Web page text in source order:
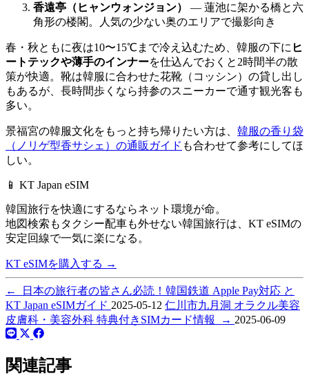
香遠亭（ヒャンウォンジョン）
— 蓮池に架かる橋と六
角形の楼閣。人気の少ない奥のエリアで撮影向き
春・秋ともに夜は10〜15℃まで冷え込むため、韓服の下に ヒ
ートテックや薄手のインナーを仕込んでおくと2時間半の散
策が快適。靴は韓服に合わせた花靴（コッシン）の貸し出し
もあるが、長時間歩くなら持参のスニーカーで通す観光客も
多い。
景福宮の韓服文化をもっと持ち帰りたい方は、 韓服の香り袋
（ノリゲ型香サシェ）の通販ガイド も合わせて参考にしてほ
しい。
📱 KT Japan eSIM
韓国旅行を快適にするならネット環境が命。
地図検索もタクシー配車も外せない韓国旅行は、 KT eSIMの
安定回線で一気に楽になる。
KT eSIMを購入する →
←
日本の旅行者の皆さん必読！韓国鉄道 Apple Pay対応 と
KT Japan eSIMガイド 2025-05-12 仁川市九月洞 オラクル美容
皮膚科・美容外科 特典付きSIMカード情報
→ 2025-06-09
関連記事